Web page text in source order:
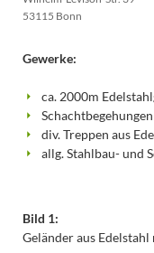
53115 Bonn
Gewerke:
ca. 2000m
Schachtbegehungen
div. Treppen aus
allg. Stahlbau- und
Bild 1:
Geländer aus